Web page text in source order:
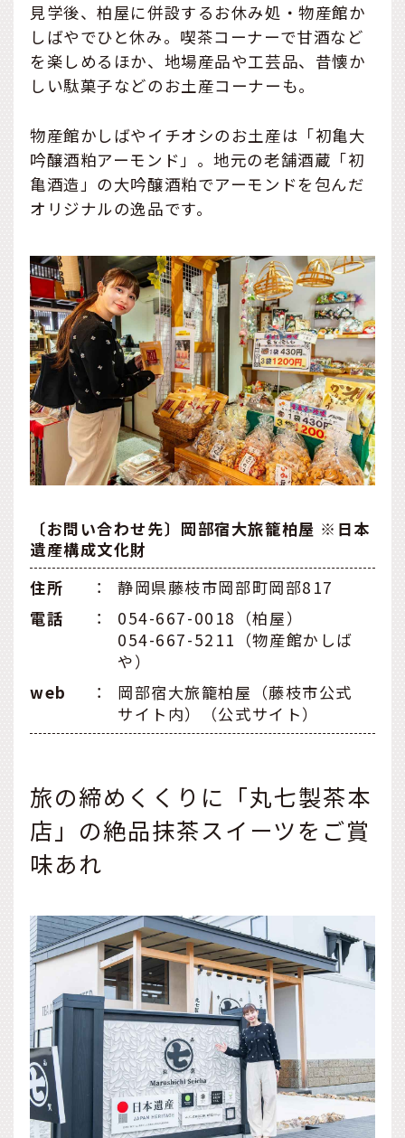
見学後、柏屋に併設するお休み処・物産館か
しばやでひと休み。喫茶コーナーで甘酒など
を楽しめるほか、地場産品や工芸品、昔懐か
しい駄菓子などのお土産コーナーも。
物産館かしばやイチオシのお土産は「初亀大
吟醸酒粕アーモンド」。地元の老舗酒蔵「初
亀酒造」の大吟醸酒粕でアーモンドを包んだ
オリジナルの逸品です。
〔お問い合わせ先〕岡部宿大旅籠柏屋 ※日本
遺産構成文化財
住所
：
静岡県藤枝市岡部町岡部817
電話
：
054-667-0018（柏屋）
054-667-5211（物産館かしば
や）
web
：
岡部宿大旅籠柏屋（藤枝市公式
サイト内）（公式サイト）
旅の締めくくりに「丸七製茶本
店」の絶品抹茶スイーツをご賞
味あれ